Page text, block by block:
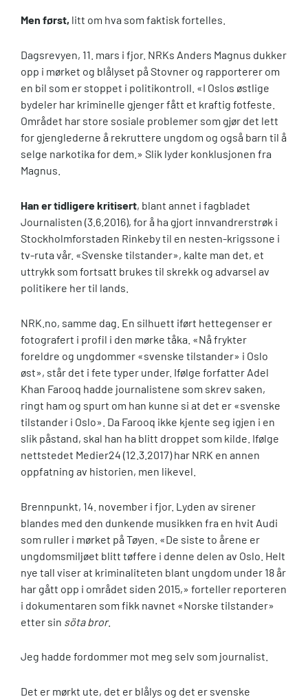
Men først, litt om hva som faktisk fortelles.
Dagsrevyen, 11. mars i fjor. NRKs Anders Magnus dukker
opp i mørket og blålyset på Stovner og rapporterer om
en bil som er stoppet i politikontroll. «I Oslos østlige
bydeler har kriminelle gjenger fått et kraftig fotfeste.
Området har store sosiale problemer som gjør det lett
for gjenglederne å rekruttere ungdom og også barn til å
selge narkotika for dem.» Slik lyder konklusjonen fra
Magnus.
Han er tidligere kritisert, blant annet i fagbladet
Journalisten (3.6.2016), for å ha gjort innvandrerstrøk i
Stockholmforstaden Rinkeby til en nesten-krigssone i
tv-ruta vår. «Svenske tilstander», kalte man det, et
uttrykk som fortsatt brukes til skrekk og advarsel av
politikere her til lands.
NRK.no, samme dag. En silhuett iført hettegenser er
fotografert i profil i den mørke tåka. «Nå frykter
foreldre og ungdommer «svenske tilstander» i Oslo
øst», står det i fete typer under. Ifølge forfatter Adel
Khan Farooq hadde journalistene som skrev saken,
ringt ham og spurt om han kunne si at det er «svenske
tilstander i Oslo». Da Farooq ikke kjente seg igjen i en
slik påstand, skal han ha blitt droppet som kilde. Ifølge
nettstedet Medier24 (12.3.2017) har NRK en annen
oppfatning av historien, men likevel.
Brennpunkt, 14. november i fjor. Lyden av sirener
blandes med den dunkende musikken fra en hvit Audi
som ruller i mørket på Tøyen. «De siste to årene er
ungdomsmiljøet blitt tøffere i denne delen av Oslo. Helt
nye tall viser at kriminaliteten blant ungdom under 18 år
har gått opp i området siden 2015,» forteller reporteren
i dokumentaren som fikk navnet «Norske tilstander»
etter sin söta bror.
Jeg hadde fordommer mot meg selv som journalist.
Det er mørkt ute, det er blålys og det er svenske